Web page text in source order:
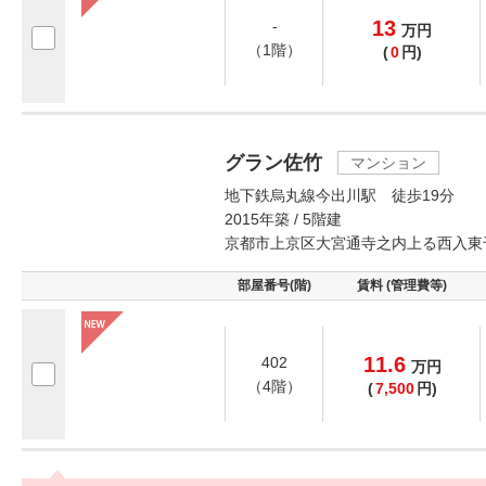
-
（1階）
13 万円
(0 円)
グラン佐竹
マンション
地下鉄烏丸線今出川駅 徒歩19分
2015年築 / 5階建
京都市上京区大宮通寺之内上る西入
部屋番号(階) 賃料 (管理費等)
402
（4階）
11.6 万円
(7,500 円)